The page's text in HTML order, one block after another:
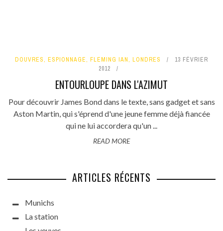
DOUVRES, ESPIONNAGE, FLEMING IAN, LONDRES
13 FÉVRIER
2012
ENTOURLOUPE DANS L'AZIMUT
Pour découvrir James Bond dans le texte, sans gadget et sans
Aston Martin, qui s'éprend d'une jeune femme déjà fiancée
qui ne lui accordera qu'un ...
READ MORE
ARTICLES RÉCENTS
Munichs
La station